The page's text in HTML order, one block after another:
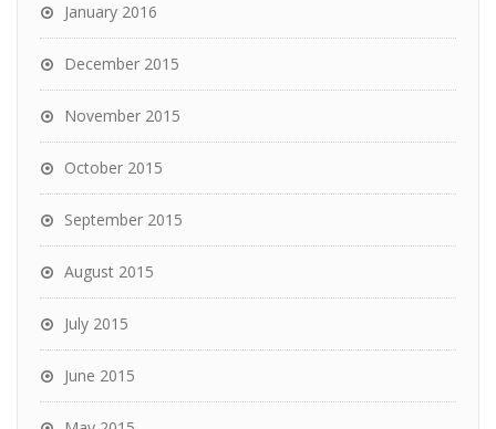
January 2016
December 2015
November 2015
October 2015
September 2015
August 2015
July 2015
June 2015